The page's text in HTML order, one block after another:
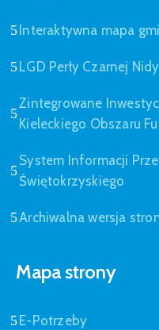
Interaktywna mapa
LGD Perły Czarnej Nidy
Zintegrowane
Kieleckiego Obszaru
System Informacji
Świętokrzyskiego
Archiwalna wersja
Mapa strony
E-Potrzeby